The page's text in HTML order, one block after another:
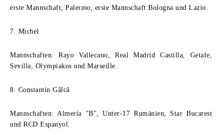
erste Mannschaft, Palermo, erste Mannschaft Bologna und Lazio.
7. Michel
Mannschaften: Rayo Vallecano, Real Madrid Castilla, Getafe,
Sevilla, Olympiakos und Marseille.
8. Constantin Gâlcă
Mannschaften: Almería "B", Unter-17 Rumänien, Star Bucarest
und RCD Espanyol.